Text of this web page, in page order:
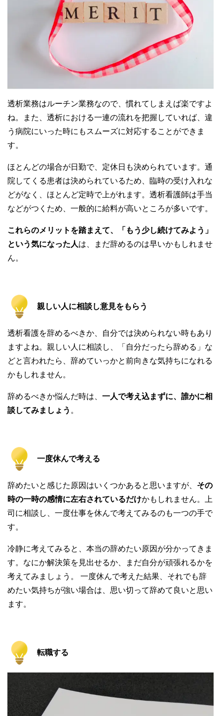
透析業務はルーチン業務なので、慣れてしまえば楽ですよ
ね。また、透析における一連の流れを把握していれば、違
う病院にいった時にもスムーズに対応することができま
す。
ほとんどの場合が日勤で、定休日も決められています。通
院してくる患者は決められているため、臨時の受け入れな
どがなく、ほとんど定時で上がれます。透析看護師は手当
などがつくため、一般的に給料が高いところが多いです。
これらのメリットを踏まえて、「もう少し続けてみよう」
という気になった人は、まだ辞めるのは早いかもしれませ
ん。
親しい人に相談し意見をもらう
透析看護を辞めるべきか、自分では決められない時もあり
ますよね。親しい人に相談し、「自分だったら辞める」な
どと言われたら、辞めていっかと前向きな気持ちになれる
かもしれません。
辞めるべきか悩んだ時は、 一人で考え込まずに、誰かに相
談してみましょう 。
一度休んで考える
辞めたいと感じた原因はいくつかあると思いますが、 その
時の一時の感情に左右されているだけかもしれません。上
司に相談し、一度仕事を休んで考えてみるのも一つの手で
す。
冷静に考えてみると、本当の辞めたい原因が分かってきま
す。なにか解決策を見出せるか、まだ自分が頑張れるかを
考えてみましょう。 一度休んで考えた結果、それでも辞
めたい気持ちが強い場合は、思い切って辞めて良いと思い
ます。
転職する